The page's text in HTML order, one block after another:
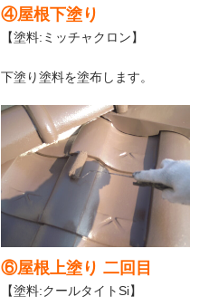
④屋根下塗り
【塗料:ミッチャクロン】
下塗り塗料を塗布します。
⑥屋根上塗り 二回目
【塗料:クールタイトSi】